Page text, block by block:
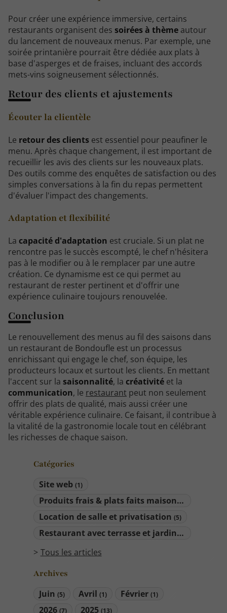
Catégories
Site web (1)
Produits frais & plats faits maison
(5)
Location de salle et privatisation (5)
Restaurant avec terrasse et jardin
(9)
Tous les articles
Archives
Juin (5) Avril(1) Février(1)
2026 (7) 2025(13)
Pour créer une expérience immersive, certains
restaurants organisent des soirées à thème autour
du lancement de nouveaux menus. Par exemple, une
soirée printanière pourrait être dédiée aux plats à
base d'asperges et de fraises, incluant des accords
mets-vins soigneusement sélectionnés.
Retour des clients et ajustements
Écouter la clientèle
Le retour des clients est essentiel pour peaufiner le
menu. Après chaque changement, il est important de
recueillir les avis des clients sur les nouveaux plats.
Des outils comme des enquêtes de satisfaction ou des
simples conversations à la fin du repas permettent
d'évaluer l'impact des changements.
Adaptation et flexibilité
La capacité d'adaptation est cruciale. Si un plat ne
rencontre pas le succès escompté, le chef n'hésitera
pas à le modifier ou à le remplacer par une autre
création. Ce dynamisme est ce qui permet au
restaurant de rester pertinent et d'offrir une
expérience culinaire toujours renouvelée.
Conclusion
Le renouvellement des menus au fil des saisons dans
un restaurant de Bondoufle est un processus
enrichissant qui engage le chef, son équipe, les
producteurs locaux et surtout les clients. En mettant
l'accent sur la saisonnalité, la créativité et la
communication, le restaurant peut non seulement
offrir des plats de qualité, mais aussi créer une
véritable expérience culinaire. Ce faisant, il contribue à
la vitalité de la gastronomie locale tout en célébrant
les richesses de chaque saison.